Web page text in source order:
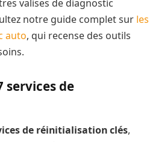
valises de diagnostic
notre guide complet sur les
auto, qui recense des outils
services de
de réinitialisation clés,